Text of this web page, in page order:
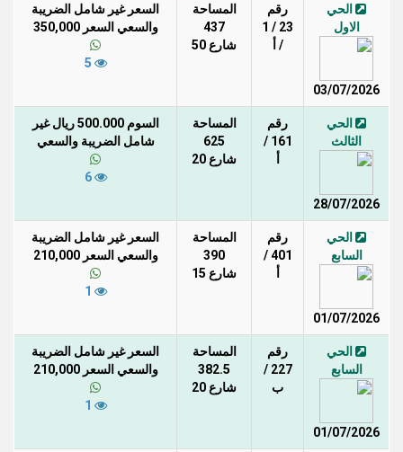
الحي
الاول
03/07/2026
رقم
23 / 1
/ أ
المساحة
437
شارع 50
السعر غير شامل الضريبة
والسعي السعر 350,000
الحي
الثالث
28/07/2026
رقم
161 /
المساحة
625
شارع 20
السوم 500.000 ريال غير
شامل الضريبة والسعي
6
الحي
السابع
01/07/2026
رقم
401 /
المساحة
390
شارع 15
السعر غير شامل الضريبة
والسعي السعر 210,000
الحي
السابع
01/07/2026
رقم
227 /
ب
المساحة
382.5
شارع 20
السعر غير شامل الضريبة
والسعي السعر 210,000